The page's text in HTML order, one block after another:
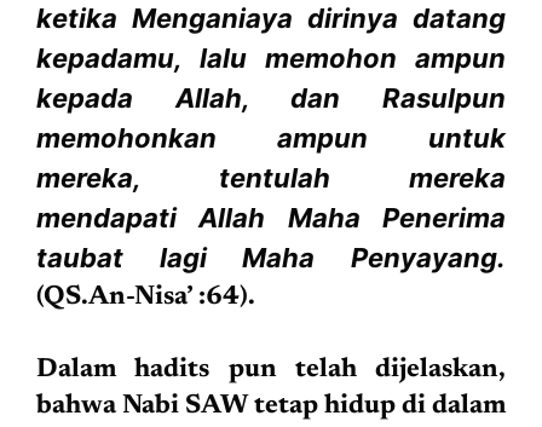
ketika Menganiaya dirinya datang
kepadamu, lalu memohon ampun
kepada Allah, dan Rasulpun
memohonkan ampun untuk
mereka, tentulah mereka
mendapati Allah Maha Penerima
taubat lagi Maha Penyayang.
(QS.An-Nisa’ :64).
Dalam hadits pun telah dijelaskan,
bahwa Nabi SAW tetap hidup di dalam